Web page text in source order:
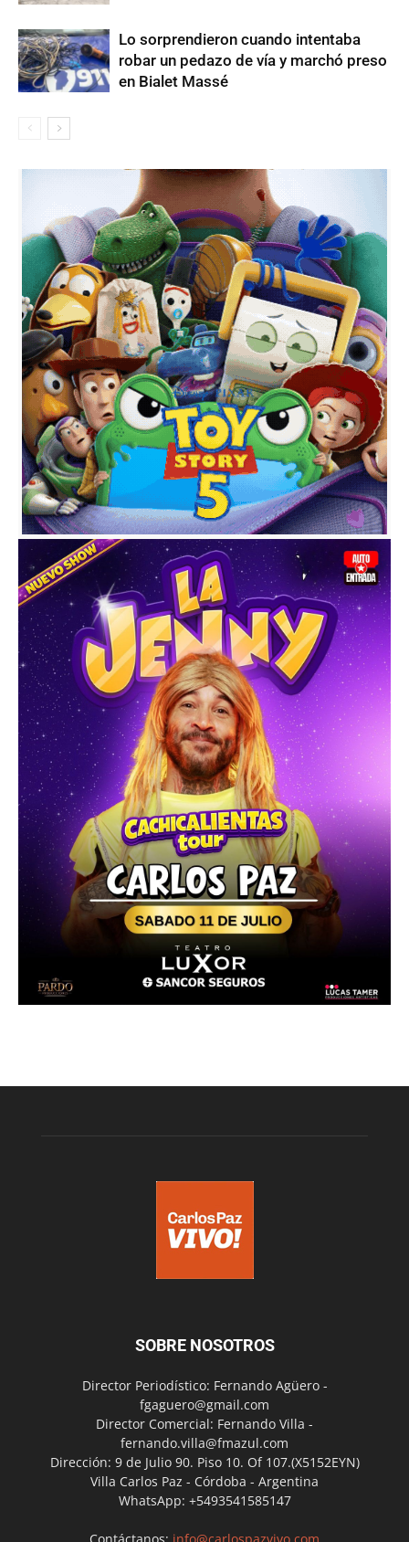
Lo sorprendieron cuando intentaba
robar un pedazo de vía y marchó preso
en Bialet Massé
SOBRE NOSOTROS
Director Periodístico: Fernando Agüero -
fgaguero@gmail.com
Director Comercial: Fernando Villa -
fernando.villa@fmazul.com
Dirección: 9 de Julio 90. Piso 10. Of 107.(X5152EYN)
Villa Carlos Paz - Córdoba - Argentina
WhatsApp: +5493541585147